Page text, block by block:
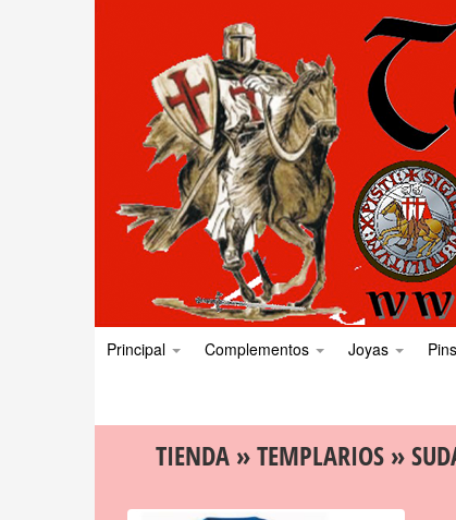
Principal Complementos Joyas Pins
TIENDA»TEMPLARIOS»